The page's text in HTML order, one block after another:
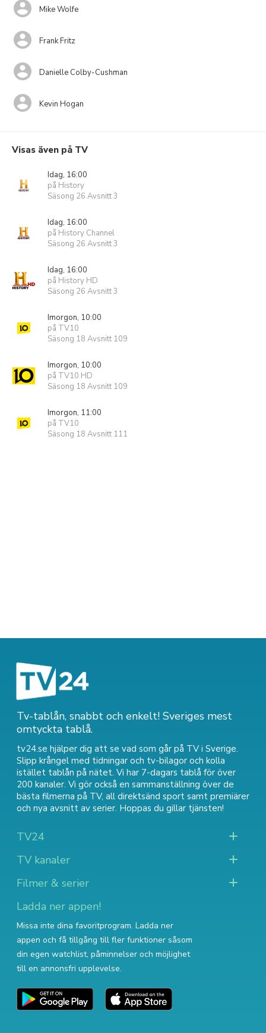
Mike Wolfe
Frank Fritz
Danielle Colby-Cushman
Kevin Hogan
Visas även på TV
Idag, 16:00
på History
Säsong 26 Avsnitt 3
Idag, 16:00
på History Channel
Säsong 26 Avsnitt 3
Idag, 16:00
på History HD
Säsong 26 Avsnitt 3
Imorgon, 10:00
på TV10
Säsong 18 Avsnitt 109
Imorgon, 10:00
på TV10 HD
Säsong 18 Avsnitt 109
Imorgon, 11:00
på TV10
Säsong 18 Avsnitt 111
Tv-tablån, snabbt och enkelt! Sveriges mest
omtyckta tablå.
tv24.se hjälper dig att se vad som går på TV i Sverige.
Slipp krångel med tidningar och tv-bilagor och kolla
istället tablån på nätet. Vi har 7-dagars tablå för över
200 kanaler. Vi gör också en sammanställning över de
bästa filmerna på TV, all direktsänd sport samt premiärer
och nya avsnitt av serier. Hoppas du gillar tjänsten!
TV24
TV kanaler
Filmer & serier
Ladda ner appen!
Missa inte dina favoritprogram. Ladda ner
appen och få tillgång till fler funktioner såsom
din egen watchlist, påminnelser och möjlighet
till en annonsfri upplevelse.